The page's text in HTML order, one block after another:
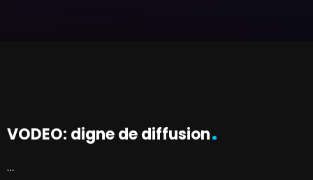
VODEO: digne de diffusion
…